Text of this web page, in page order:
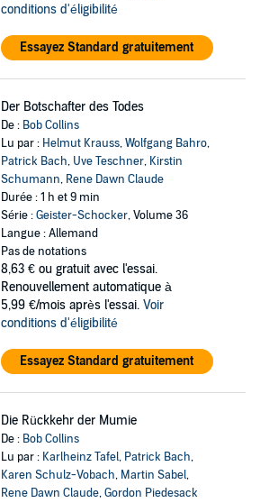
conditions d'éligibilité
Essayez Standard gratuitement
Der Botschafter des Todes
De : Bob Collins
Lu par : Helmut Krauss,Wolfgang Bahro,
Patrick Bach, Uve Teschner, Kirstin
Schumann, Rene Dawn Claude
Durée : 1 h et 9 min
Série :Geister-Schocker, Volume 36
Langue : Allemand
Pas de notations
8,63 € ou gratuit avec l'essai.
Renouvellement automatique à
5,99 €/mois après l'essai. Voir
conditions d'éligibilité
Essayez Standard gratuitement
Die Rückkehr der Mumie
De : Bob Collins
Lu par : Karlheinz Tafel, Patrick Bach,
Karen Schulz-Vobach, Martin Sabel,
Rene Dawn Claude,Gordon Piedesack